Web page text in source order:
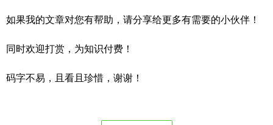
如果我的文章对您有帮助，请分享给更多有需要的小伙伴！
同时欢迎打赏，为知识付费！
码字不易，且看且珍惜，谢谢！